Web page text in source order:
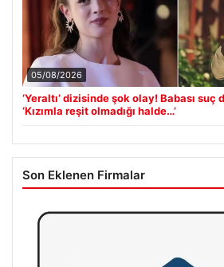
05/08/2026
‘Yeraltı’ dizisinde şok olay! Babası
‘Kızımla reşit olmadığı halde…’
Son Eklenen Firmalar